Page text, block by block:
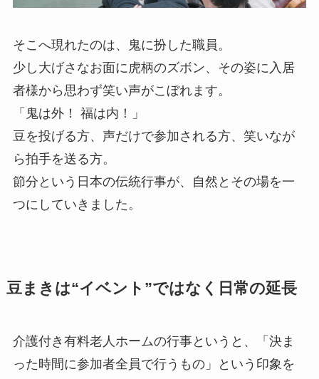
そこへ現れたのは、鬼に扮した職員。
少し大げさなお面に虎柄のズボン、その姿に入居
者様から思わず笑い声がこぼれます。
「鬼は外！ 福は内！」
豆を投げる方、声だけで参加される方、笑いなが
ら拍手を送る方。
節分という日本の伝統行事が、自然とその場を一
つにしていきました。
豆まきは“イベント”ではなく日常の延長
介護付き有料老人ホームの行事というと、「決ま
った時間に参加者全員で行うもの」という印象を